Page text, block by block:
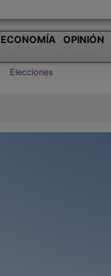
ECONOMÍA OPINIÓN
Elecciones